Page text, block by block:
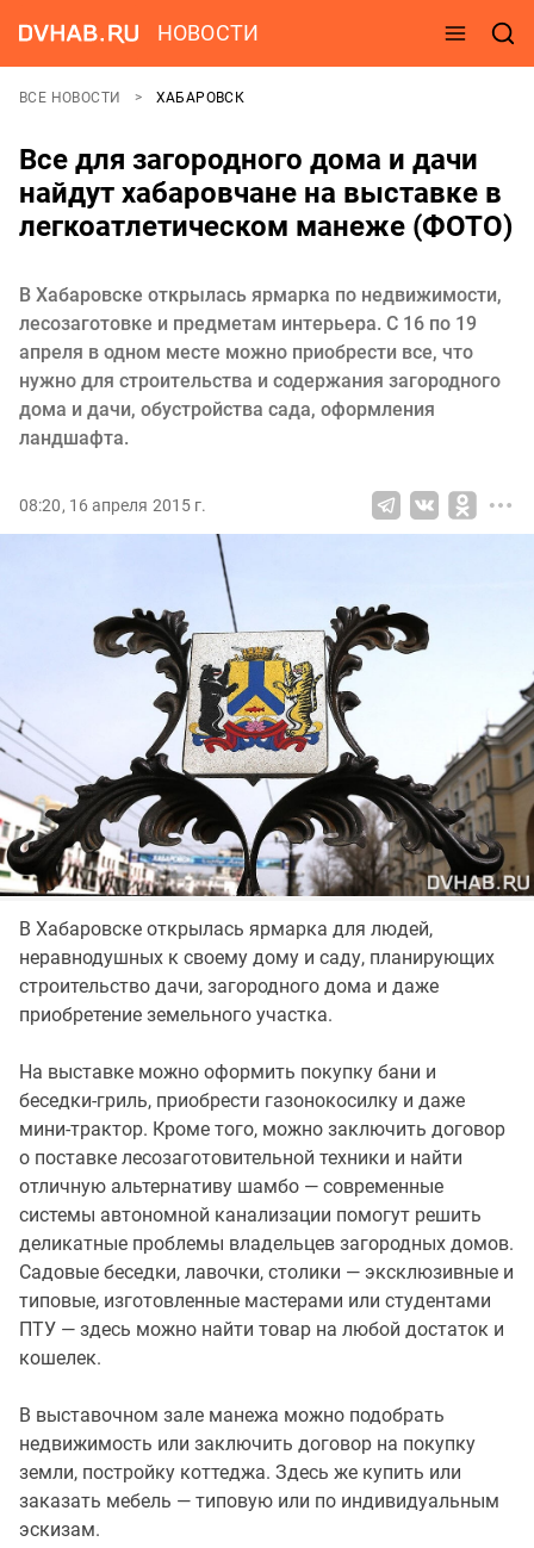
НОВОСТИ
ВСЕ НОВОСТИ ХАБАРОВСК
Все для загородного дома и дачи
найдут хабаровчане на выставке в
легкоатлетическом манеже (ФОТО)
В Хабаровске открылась ярмарка по недвижимости,
лесозаготовке и предметам интерьера. С 16 по 19
апреля в одном месте можно приобрести все, что
нужно для строительства и содержания загородного
дома и дачи, обустройства сада, оформления
ландшафта.
08:20, 16 апреля 2015 г.
В Хабаровске открылась ярмарка для людей,
неравнодушных к своему дому и саду, планирующих
строительство дачи, загородного дома и даже
приобретение земельного участка.
На выставке можно оформить покупку бани и
беседки-гриль, приобрести газонокосилку и даже
мини-трактор. Кроме того, можно заключить договор
о поставке лесозаготовительной техники и найти
отличную альтернативу шамбо — современные
системы автономной канализации помогут решить
деликатные проблемы владельцев загородных домов.
Садовые беседки, лавочки, столики — эксклюзивные и
типовые, изготовленные мастерами или студентами
ПТУ — здесь можно найти товар на любой достаток и
кошелек.
В выставочном зале манежа можно подобрать
недвижимость или заключить договор на покупку
земли, постройку коттеджа. Здесь же купить или
заказать мебель — типовую или по индивидуальным
эскизам.